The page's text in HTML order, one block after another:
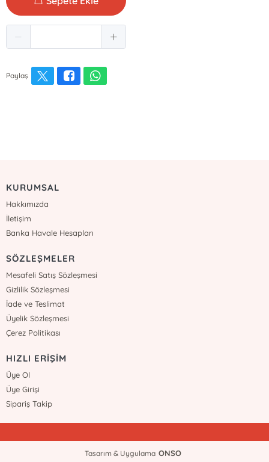
Paylaş
KURUMSAL
Hakkımızda
İletişim
Banka Havale Hesapları
SÖZLEŞMELER
Mesafeli Satış Sözleşmesi
Gizlilik Sözleşmesi
İade ve Teslimat
Üyelik Sözleşmesi
Çerez Politikası
HIZLI ERİŞİM
Üye Ol
Üye Girişi
Sipariş Takip
Tasarım & Uygulama ONSO